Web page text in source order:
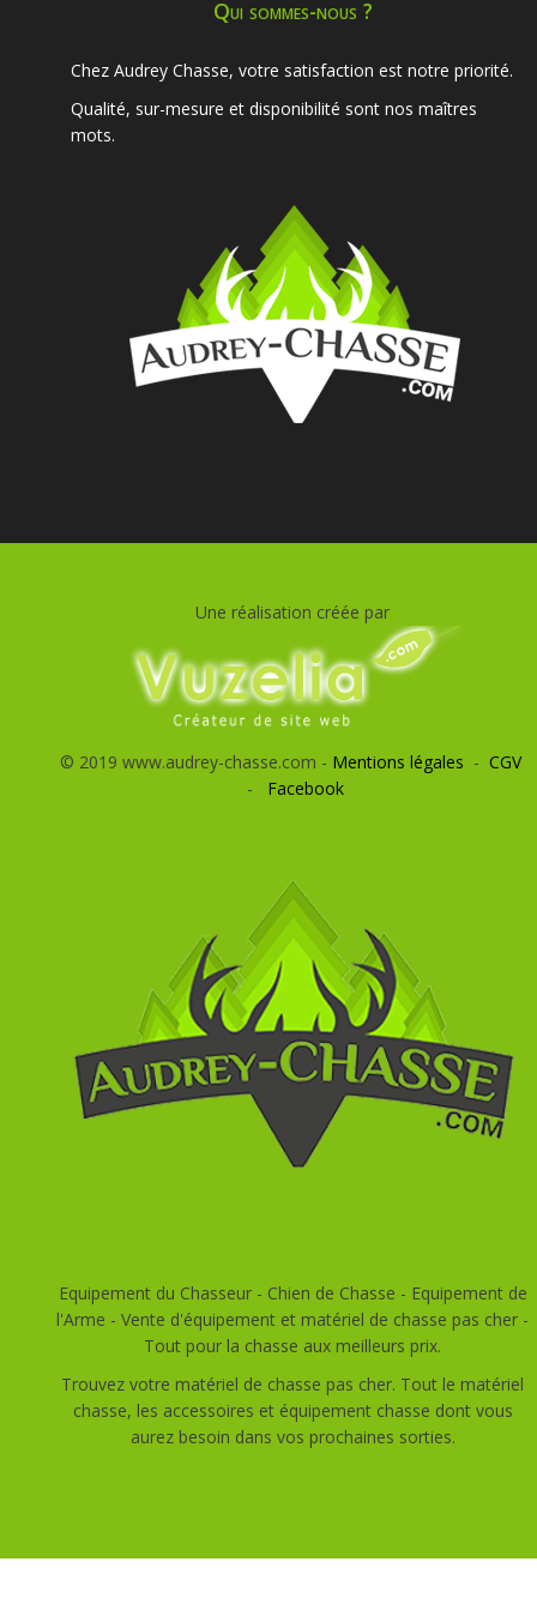
Qui sommes-nous ?
Chez Audrey Chasse, votre satisfaction est notre priorité.
Qualité, sur-mesure et disponibilité sont nos maîtres
mots.
Une réalisation créée par
© 2019 www.audrey-chasse.com - Mentions légales - CGV
- Facebook
Equipement du Chasseur - Chien de Chasse - Equipement de
l'Arme - Vente d'équipement et matériel de chasse pas cher -
Tout pour la chasse aux meilleurs prix.
Trouvez votre matériel de chasse pas cher. Tout le matériel
chasse, les accessoires et équipement chasse dont vous
aurez besoin dans vos prochaines sorties.